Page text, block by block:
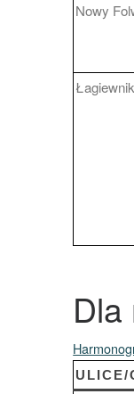
Nowy
ULICE/